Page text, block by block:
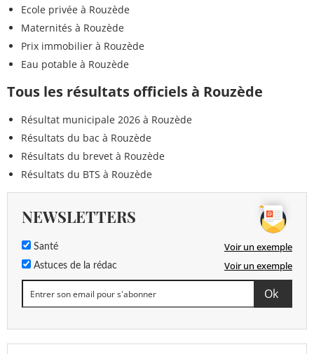
Ecole privée à Rouzède
Maternités à Rouzède
Prix immobilier à Rouzède
Eau potable à Rouzède
Tous les résultats officiels à Rouzède
Résultat municipale 2026 à Rouzède
Résultats du bac à Rouzède
Résultats du brevet à Rouzède
Résultats du BTS à Rouzède
NEWSLETTERS
Santé Voir un exemple
Astuces de la rédac Voir un exemple